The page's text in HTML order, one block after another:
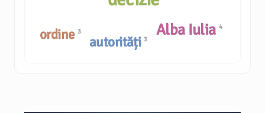
autorități 3
ordine 3 Alba Iulia 4